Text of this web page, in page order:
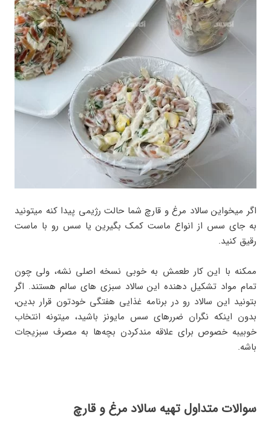
اگر میخواین سالاد مرغ و قارچ شما حالت رژیمی پیدا کنه میتونید
به جای سس از انواع ماست کمک بگیرین یا سس رو با ماست
رقیق کنید.
ممکنه با این کار طعمش به خوبی نسخه اصلی نشه، ولی چون
تمام مواد تشکیل دهنده این سالاد سبزی های سالم هستند. اگر
بتونید این سالاد رو در برنامه غذایی هفتگی خودتون قرار بدین،
بدون اینکه نگران ضررهای سس مایونز باشید، میتونه انتخاب
خوبیبه خصوص برای علاقه مندکردن بچه‌ها به مصرف سبزیجات
باشه.
سوالات متداول تهیه سالاد مرغ و قارچ